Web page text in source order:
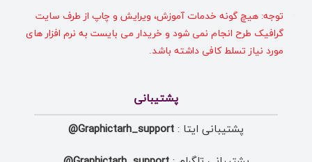
توجه: هیچ گونه خدمات آموزش، ویرایش و چاپ از طرف سایت
گرافیک طرح انجام نمی شود و خریدار می بایست به نرم افزار های
مورد نیاز تسلط کافی داشته باشد.
پشتیبانی
پشتیبانی ایتا : Graphictarh_support@